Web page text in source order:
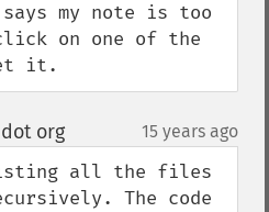
my note is too
on one of the
it.
org¶ 15 years ago
all the files
The code